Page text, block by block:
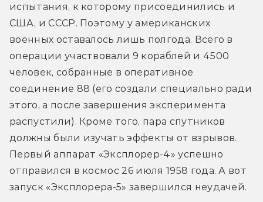
испытания, к которому присоединились и
США, и СССР. Поэтому у американских
военных оставалось лишь полгода. Всего в
операции участвовали 9 кораблей и 4500
человек, собранные в оперативное
соединение 88 (его создали специально ради
этого, а после завершения эксперимента
распустили). Кроме того, пара спутников
должны были изучать эффекты от взрывов.
Первый аппарат «Эксплорер-4» успешно
отправился в космос 26 июля 1958 года. А вот
запуск «Эксплорера-5» завершился неудачей.